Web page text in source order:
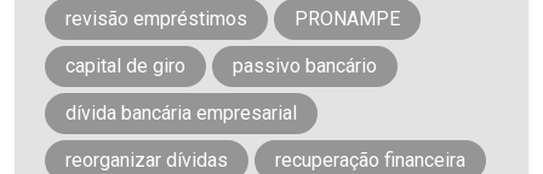
revisão empréstimos PRONAMPE
capital de giro passivo bancário
dívida bancária empresarial
reorganizar dívidas recuperação financeira